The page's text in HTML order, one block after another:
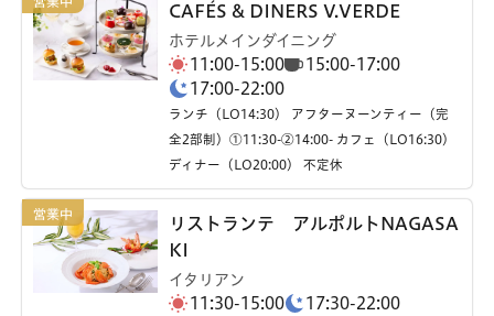
CAFÉS & DINERS V.VERDE
ホテルメインダイニング
11:00-15:00
15:00-17:00
17:00-22:00
ランチ（LO14:30） アフターヌーンティー（完
全2部制）①11:30-②14:00- カフェ（LO16:30）
ディナー（LO20:00） 不定休
リストランテ アルポルトNAGASA
KI
イタリアン
11:30-15:00 17:30-22:00